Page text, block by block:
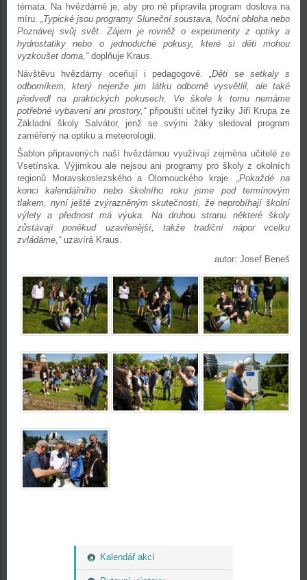
Kalendář akcí
témata. Na hvězdárně je, aby pro ně připravila program doslova na
míru. „Typické jsou programy Sluneční soustava, Noční obloha nebo
Poznávej svůj svět. Zájem je rovněž o experimenty z optiky a
hydrostatiky nebo o jednoduché pokusy, které si děti mohou
vyzkoušet doma,“doplňuje Kraus.
Návštěvu hvězdárny oceňují i pedagogové. „Děti se setkaly s
odborníkem, který nejenže jim látku odborně vysvětlil, ale také
předvedl na praktických pokusech. Ve škole k tomu nemáme
potřebné vybavení ani prostory,“ připouští učitel fyziky Jiří Krupa ze
Základní školy Salvátor, jenž se svými žáky sledoval program
zaměřený na optiku a meteorologii.
Šablon připravených naší hvězdárnou využívají zejména učitelé ze
Vsetínska. Výjimkou ale nejsou ani programy pro školy z okolních
regionů Moravskoslezského a Olomouckého kraje.„Pokaždé na
konci kalendářního nebo školního roku jsme pod termínovým
tlakem, nyní ještě zvýrazněným skutečností, že neprobíhají školní
výlety a přednost má výuka. Na druhou stranu některé školy
zůstávají poněkud uzavřenější, takže tradiční nápor vcelku
zvládáme,“uzavírá Kraus.
autor: Josef Beneš